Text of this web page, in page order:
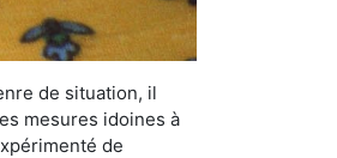
de situation, il
mesures idoines à
de